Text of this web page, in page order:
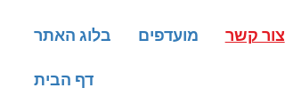
בלוג האתר מועדפים צור קשר
דף הבית